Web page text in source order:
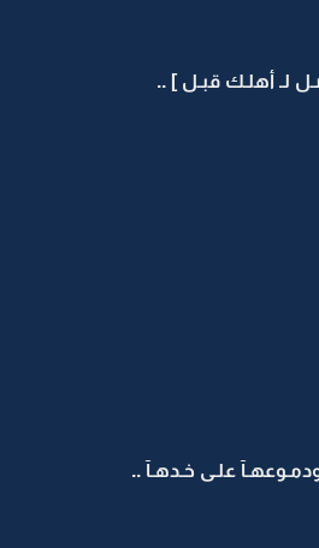
لـ أهلـك قبـل ] ..
علـى خـدهـآ ..